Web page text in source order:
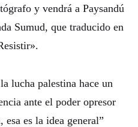
y vendrá a Paysandú
Sumud, que traducido en
lucha palestina hace un
ante el poder opresor
esa es la idea general”